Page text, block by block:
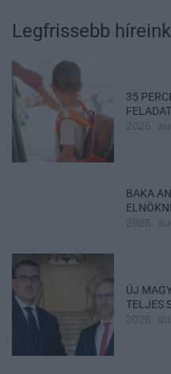
Legfrissebb híreink
35
2026.
BAKA
2026.
ÚJ
TELJES
2026.